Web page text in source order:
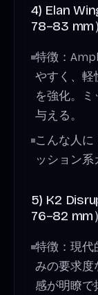
4) Elan
78–83 mm
特徴：
やすく、軽
を強化。
与える。
こんな人
ッション系
5) K2
76–82 mm）
特徴：現代
みの要求度
感が明瞭で